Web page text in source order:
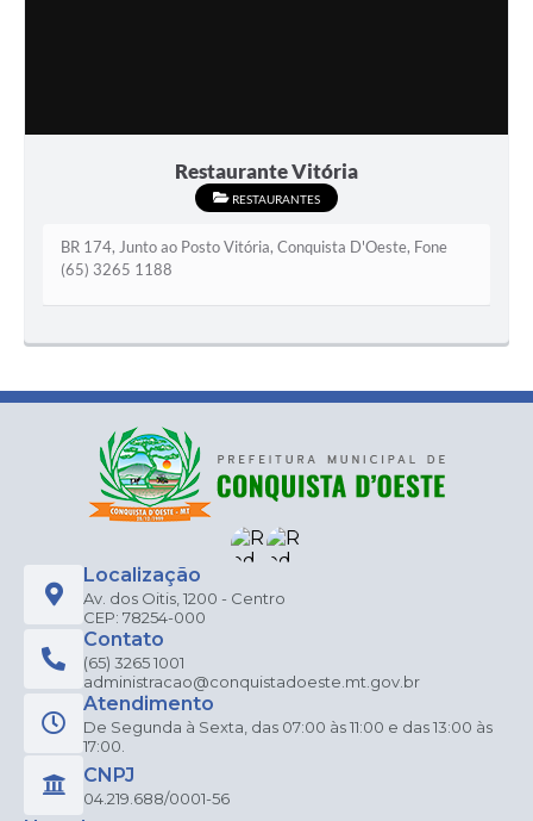
Restaurante Vitória
RESTAURANTES
BR 174, Junto ao Posto Vitória, Conquista D'Oeste, Fone
(65) 3265 1188
Localização
Av. dos Oitis, 1200 - Centro
CEP: 78254-000
Contato
(65) 3265 1001
administracao@conquistadoeste.mt.gov.br
Atendimento
De Segunda à Sexta, das 07:00 às 11:00 e das 13:00 às
17:00.
CNPJ
04.219.688/0001-56